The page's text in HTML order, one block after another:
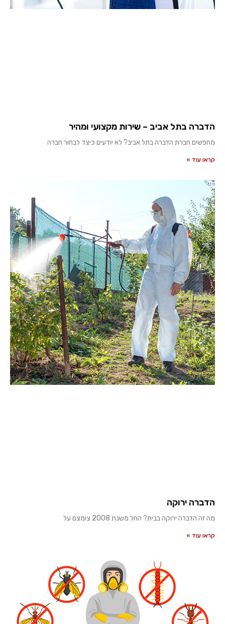
הדברה בתל אביב – שירות מקצועי ומהיר
מחפשים חברת הדברה בתל אביב? לא יודעים כיצד לבחור חברה
קראו עוד »
הדברה ירוקה
מה זה הדברה ירוקה בבית? החל משנת 2008 צומצם על
קראו עוד »